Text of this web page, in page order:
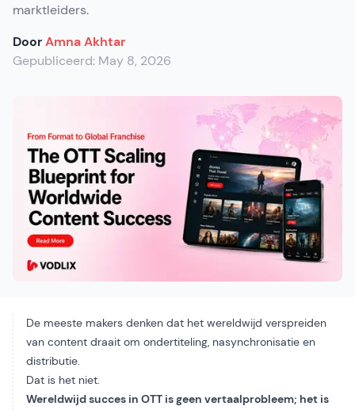
marktleiders.
DoorAmna Akhtar
Gepubliceerd: May 8, 2026
De meeste makers denken dat het wereldwijd verspreiden
van content draait om ondertiteling, nasynchronisatie en
distributie.
Dat is het niet.
Wereldwijd succes in OTT is geen vertaalprobleem; het is